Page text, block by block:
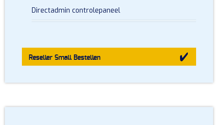
Directadmin controlepaneel
Reseller Small Bestellen